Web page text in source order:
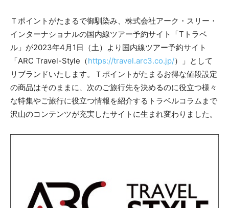
Ｔポイントがたまるで御馴染み、株式会社アーク・スリー・
インターナショナルの国内線ツアー予約サイト「Tトラベ
ル」が2023年4月1日（土）より国内線ツアー予約サイト
「ARC Travel-Style（https://travel.arc3.co.jp/）」として
リブランドいたします。Ｔポイントがたまるお得な値段設定
の商品はそのままに、次のご旅行先を決めるのに役立つ様々
な特集やご旅行に役立つ情報を紹介するトラベルコラムまで
沢山のコンテンツが充実したサイトに生まれ変わりました。